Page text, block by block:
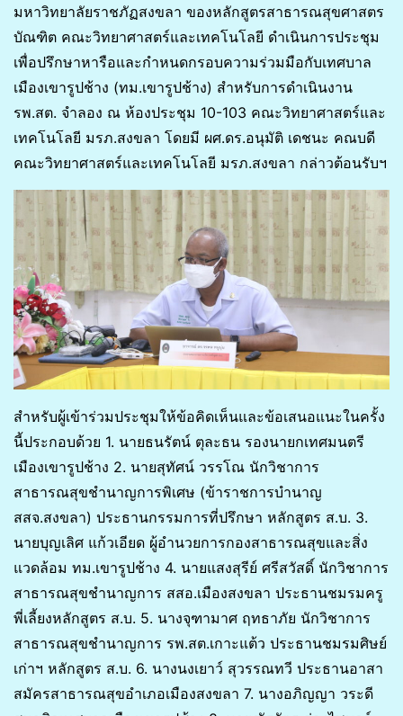
มหาวิทยาลัยราชภัฏสงขลา ของหลักสูตรสาธารณสุขศาสตร
บัณฑิต คณะวิทยาศาสตร์และเทคโนโลยี ดำเนินการประชุม
เพื่อปรึกษาหารือและกำหนดกรอบความร่วมมือกับเทศบาล
เมืองเขารูปช้าง (ทม.เขารูปช้าง) สำหรับการดำเนินงาน
รพ.สต. จำลอง ณ ห้องประชุม 10-103 คณะวิทยาศาสตร์และ
เทคโนโลยี มรภ.สงขลา โดยมี ผศ.ดร.อนุมัติ เดชนะ คณบดี
คณะวิทยาศาสตร์และเทคโนโลยี มรภ.สงขลา กล่าวต้อนรับฯ
สำหรับผู้เข้าร่วมประชุมให้ข้อคิดเห็นและข้อเสนอแนะในครั้ง
นี้ประกอบด้วย 1. นายธนรัตน์ ตุละธน รองนายกเทศมนตรี
เมืองเขารูปช้าง 2. นายสุทัศน์ วรรโณ นักวิชาการ
สาธารณสุขชำนาญการพิเศษ (ข้าราชการบำนาญ
สสจ.สงขลา) ประธานกรรมการที่ปรึกษา หลักสูตร ส.บ. 3.
นายบุญเลิศ แก้วเอียด ผู้อำนวยการกองสาธารณสุขและสิ่ง
แวดล้อม ทม.เขารูปช้าง 4. นายแสงสุรีย์ ศรีสวัสดิ์ นักวิชาการ
สาธารณสุขชำนาญการ สสอ.เมืองสงขลา ประธานชมรมครู
พี่เลี้ยงหลักสูตร ส.บ. 5. นางจุฑามาศ ฤทธาภัย นักวิชาการ
สาธารณสุขชำนาญการ รพ.สต.เกาะแต้ว ประธานชมรมศิษย์
เก่าฯ หลักสูตร ส.บ. 6. นางนงเยาว์ สุวรรณทวี ประธานอาสา
สมัครสาธารณสุขอำเภอเมืองสงขลา 7. นางอภิญญา วระดี